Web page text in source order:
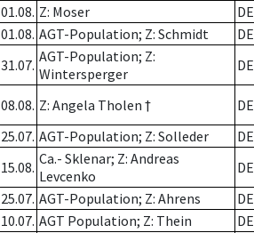
01.08. Z: Moser DE
01.08. AGT-Population; Z: Schmidt DE
31.07. AGT-Population; Z:
Wintersperger
DE
08.08. Z: Angela Tholen † DE
25.07. AGT-Population; Z: Solleder DE
15.08. Ca.- Sklenar; Z: Andreas
Levcenko
DE
25.07. AGT-Population; Z: Ahrens DE
10.07. AGT Population; Z: Thein DE